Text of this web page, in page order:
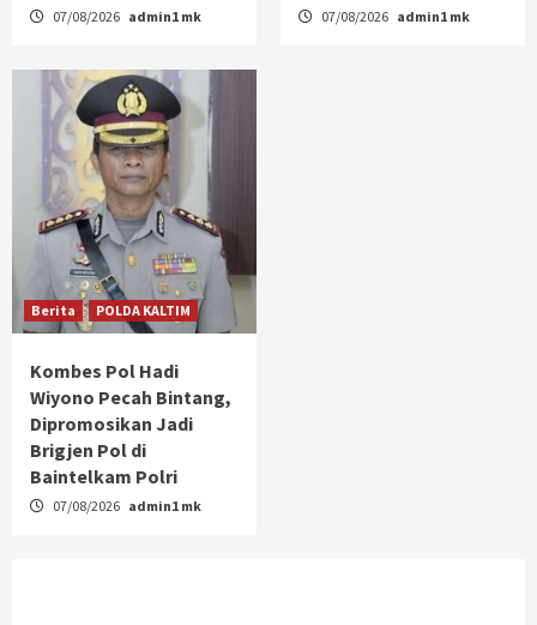
07/08/2026 admin1 mk 07/08/2026 admin1 mk
Berita POLDA KALTIM
Kombes Pol Hadi
Wiyono Pecah Bintang,
Dipromosikan Jadi
Brigjen Pol di
Baintelkam Polri
07/08/2026 admin1 mk